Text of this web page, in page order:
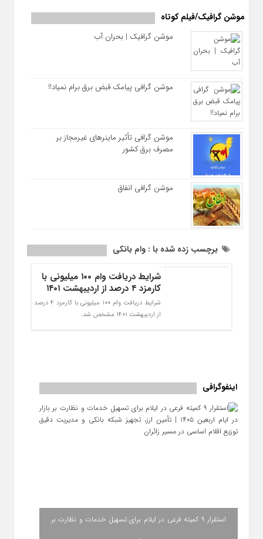
موشن گرافیک/فیلم کوتاه
موشن گرافیک | بحران آب
موشن گرافی پیامک قبض برق برام نمیاد!!
موشن گرافی تأثیر ماینرهای غیرمجاز بر
مصرف برق کشور
موشن گرافی انفاق
برچسب زده شده با : وام بانکی
شرایط دریافت وام ۱۰۰ میلیونی با
کارمزد ۴ درصد از اردیبهشت ۱۴۰۱
شرایط دریافت وام 100 میلیونی با کارمزد 4 درصد
از اردیبهشت 1401 مشخص شد.
اینفوگرافی
استقرار ۹ کمیته فرعی در ایلام برای تسهیل خدمات و نظارت بر